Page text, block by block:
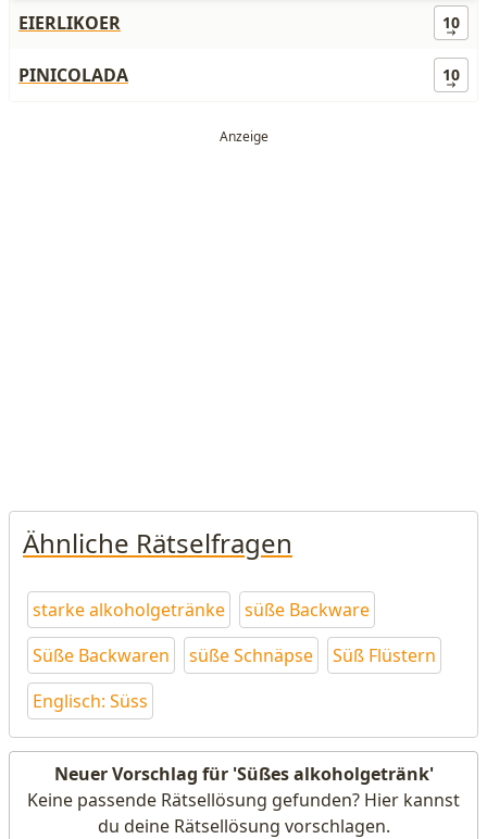
EIERLIKOER 10
PINICOLADA 10
Ähnliche Rätselfragen
starke alkoholgetränke
süße Backware
Süße Backwaren
süße Schnäpse
Süß Flüstern
Englisch: Süss
Neuer Vorschlag für 'Süßes alkoholgetränk'
Keine passende Rätsellösung gefunden? Hier kannst
du deine Rätsellösung vorschlagen.